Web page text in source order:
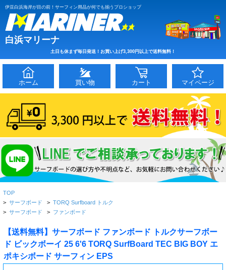
伊豆白浜海岸が目の前！サーフィン用品が何でも揃うプロショップ
白浜マリーナ
土日も休まず毎日発送！お買い上げ3,300円以上で送料無料！
ホーム 買い物 カート マイページ
TOP
> サーフボード > TORQ Surfboard トルク
> サーフボード > ファンボード
【送料無料】サーフボード ファンボード トルクサーフボー
ド ビックボーイ 25 6'6 TORQ SurfBoard TEC BIG BOY エ
ポキシボード サーフィン EPS